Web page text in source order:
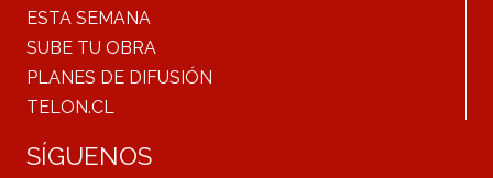
ESTA SEMANA
SUBE TU OBRA
PLANES DE DIFUSIÓN
TELON.CL
SÍGUENOS